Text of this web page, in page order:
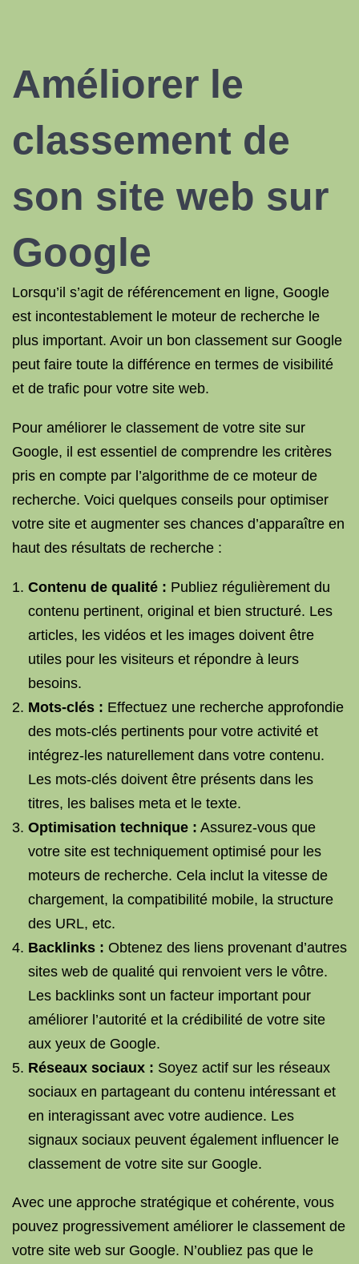
Améliorer le
classement de
son site web sur
Google
Lorsqu’il s’agit de référencement en ligne, Google
est incontestablement le moteur de recherche le
plus important. Avoir un bon classement sur Google
peut faire toute la différence en termes de visibilité
et de trafic pour votre site web.
Pour améliorer le classement de votre site sur
Google, il est essentiel de comprendre les critères
pris en compte par l’algorithme de ce moteur de
recherche. Voici quelques conseils pour optimiser
votre site et augmenter ses chances d’apparaître en
haut des résultats de recherche :
Contenu de qualité : Publiez régulièrement du
contenu pertinent, original et bien structuré. Les
articles, les vidéos et les images doivent être
utiles pour les visiteurs et répondre à leurs
besoins.
Mots-clés : Effectuez une recherche approfondie
des mots-clés pertinents pour votre activité et
intégrez-les naturellement dans votre contenu.
Les mots-clés doivent être présents dans les
titres, les balises meta et le texte.
Optimisation technique : Assurez-vous que
votre site est techniquement optimisé pour les
moteurs de recherche. Cela inclut la vitesse de
chargement, la compatibilité mobile, la structure
des URL, etc.
Backlinks : Obtenez des liens provenant d’autres
sites web de qualité qui renvoient vers le vôtre.
Les backlinks sont un facteur important pour
améliorer l’autorité et la crédibilité de votre site
aux yeux de Google.
Réseaux sociaux : Soyez actif sur les réseaux
sociaux en partageant du contenu intéressant et
en interagissant avec votre audience. Les
signaux sociaux peuvent également influencer le
classement de votre site sur Google.
Avec une approche stratégique et cohérente, vous
pouvez progressivement améliorer le classement de
votre site web sur Google. N’oubliez pas que le